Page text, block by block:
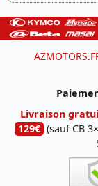
Livraison
129€ (sauf CB